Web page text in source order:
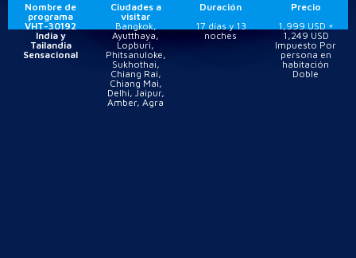
Nombre de
programa
Ciudades a
visitar
Duración
Precio
VHT-30192
India y
Tailandia
Sensacional
Bangkok,
Ayutthaya,
Lopburi,
Phitsanuloke,
Sukhothai,
Chiang Rai,
Chiang Mai,
Delhi, Jaipur,
Amber, Agra
17 días y 13
noches
1,999 USD +
1,249 USD
Impuesto Por
persona en
habitación
Doble